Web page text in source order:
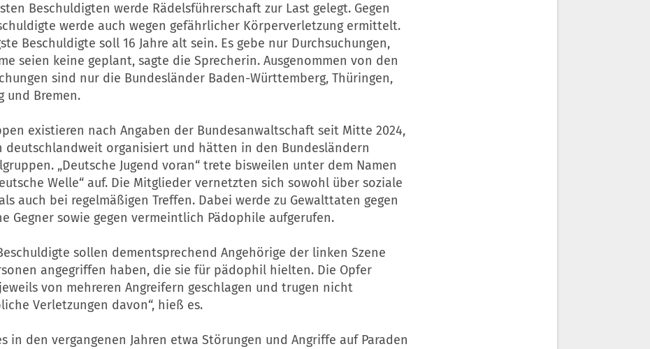
Beschuldigten werde Rädelsführerschaft zur Last gelegt. Gegen
werde auch wegen gefährlicher Körperverletzung ermittelt.
Beschuldigte soll 16 Jahre alt sein. Es gebe nur Durchsuchungen,
seien keine geplant, sagte die Sprecherin. Ausgenommen von den
sind nur die Bundesländer Baden-Württemberg, Thüringen,
und Bremen.
existieren nach Angaben der Bundesanwaltschaft seit Mitte 2024,
deutschlandweit organisiert und hätten in den Bundesländern
„Deutsche Jugend voran“ trete bisweilen unter dem Namen
Welle“ auf. Die Mitglieder vernetzten sich sowohl über soziale
auch bei regelmäßigen Treffen. Dabei werde zu Gewalttaten gegen
Gegner sowie gegen vermeintlich Pädophile aufgerufen.
sollen dementsprechend Angehörige der linken Szene
angegriffen haben, die sie für pädophil hielten. Die Opfer
von mehreren Angreifern geschlagen und trugen nicht
Verletzungen davon“, hieß es.
in den vergangenen Jahren etwa Störungen und Angriffe auf Paraden